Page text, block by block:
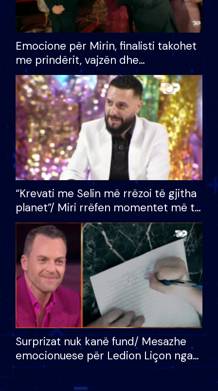
Emocione për Mirin, finalisti takohet
me prindërit, vajzën dhe
bashkëshorten: S’kemi ndonjë letër
divorci apo jo?
“Krevati me Selin më rrëzoi të gjitha
planet”/ Miri rrëfen momentet më të
bukura në shtëpinë e BB VIP: Do më
mungojë zilja e mëngjesit kur…
Surprizat nuk kanë fund/ Mesazhe
emocionuese për Ledion Liçon nga
nëna dhe fëmijët e tij, moderatori
nuk i mban dot lotët: Nuk meritoj…